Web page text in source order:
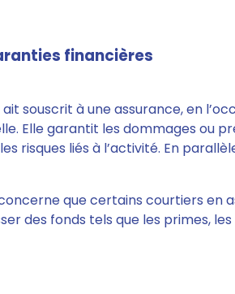
financières
souscrit à une assurance, en
Elle garantit les dommages ou
risques liés à l’activité. En
que certains courtiers en
des fonds tels que les primes,